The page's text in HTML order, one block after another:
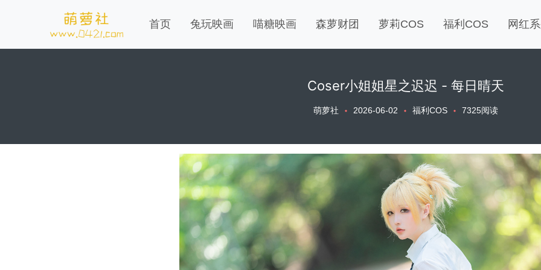
首页 兔玩映画 喵糖映画 森萝财团 萝莉COS 福利COS 网红
Coser小姐姐星之迟迟 - 每日晴天
萌萝社 2026-06-02 福利COS 7325阅读